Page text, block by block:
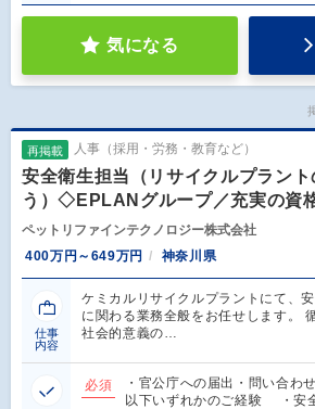
気になる
再掲載 人事（採用・労務・教育など）
安全衛生担当（リサイクルプラン
う）◇EPLANグループ／充実の資
ペットリファインテクノロジー株式会社
400万円～649万円
神奈川県
仕事
内容
ケミカルリサイクルプラントにて、
に関わる業務全般をお任せします。
社会的意義の…
必須
・官公庁への届出・問い合わ
以下いずれかのご経験 ・安